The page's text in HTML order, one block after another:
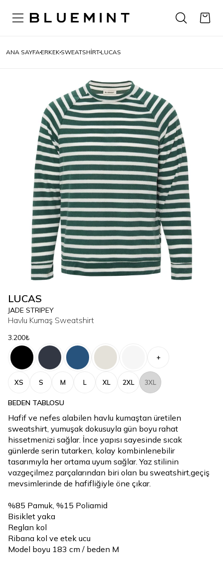
ANA SAYFA ERKEK SWEATSHIRT LUCAS
LUCAS
JADE STRIPEY
Havlu Kumaş Sweatshirt
3.200₺
+
XS S M L XL 2XL 3XL
BEDEN TABLOSU
Hafif ve nefes alabilen havlu kumaştan üretilen
sweatshirt, yumuşak dokusuyla gün boyu rahat
hissetmenizi sağlar. İnce yapısı sayesinde sıcak
günlerde serin tutarken, kolay kombinlenebilir
tasarımıyla her ortama uyum sağlar. Yaz stilinin
vazgeçilmez parçalarından biri olan bu sweatshirt,geçiş
mevsimlerinde de hafifliğiyle öne çıkar.
%85 Pamuk, %15 Poliamid
Bisiklet yaka
Reglan kol
Ribana kol ve etek ucu
Model boyu 183 cm / beden M